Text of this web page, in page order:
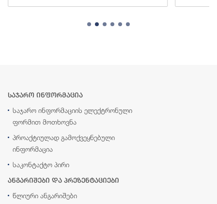
საჯარო ინფორმაცია
საჯარო ინფორმაციის ელექტრონული
ფორმით მოთხოვნა
პროაქტიულად გამოქვეყნებული
ინფორმაცია
საკონტაქტო პირი
ანგარიშები და პრეზენტაციები
წლიური ანგარიშები